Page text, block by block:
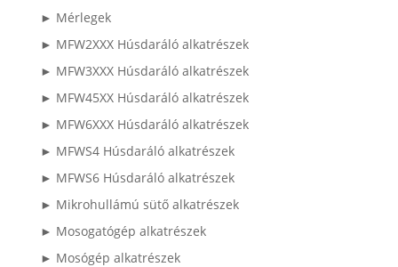
► Mérlegek
► MFW2XXX Húsdaráló alkatrészek
► MFW3XXX Húsdaráló alkatrészek
► MFW45XX Húsdaráló alkatrészek
► MFW6XXX Húsdaráló alkatrészek
► MFWS4 Húsdaráló alkatrészek
► MFWS6 Húsdaráló alkatrészek
► Mikrohullámú sütő alkatrészek
► Mosogatógép alkatrészek
► Mosógép alkatrészek